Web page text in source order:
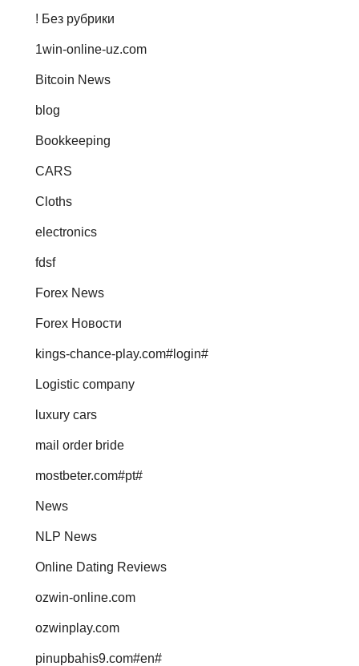
! Без рубрики
1win-online-uz.com
Bitcoin News
blog
Bookkeeping
CARS
Cloths
electronics
fdsf
Forex News
Forex Новости
kings-chance-play.com#login#
Logistic company
luxury cars
mail order bride
mostbeter.com#pt#
News
NLP News
Online Dating Reviews
ozwin-online.com
ozwinplay.com
pinupbahis9.com#en#